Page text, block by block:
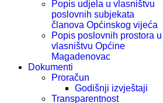
Popis udjela u vlasništvu
poslovnih subjekata
članova Općinskog vijeća
Popis poslovnih prostora u
vlasništvu Općine
Magadenovac
Dokumenti
Proračun
Godišnji izvještaji
Transparentnost